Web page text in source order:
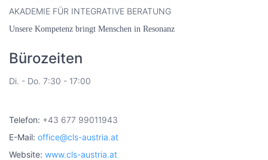
AKADEMIE FÜR INTEGRATIVE BERATUNG
Unsere Kompetenz bringt Menschen in Resonanz
Bürozeiten
Di. - Do. 7:30 - 17:00
Telefon: +43 677 99011943
E-Mail: office@cls-austria.at
Website: www.cls-austria.at